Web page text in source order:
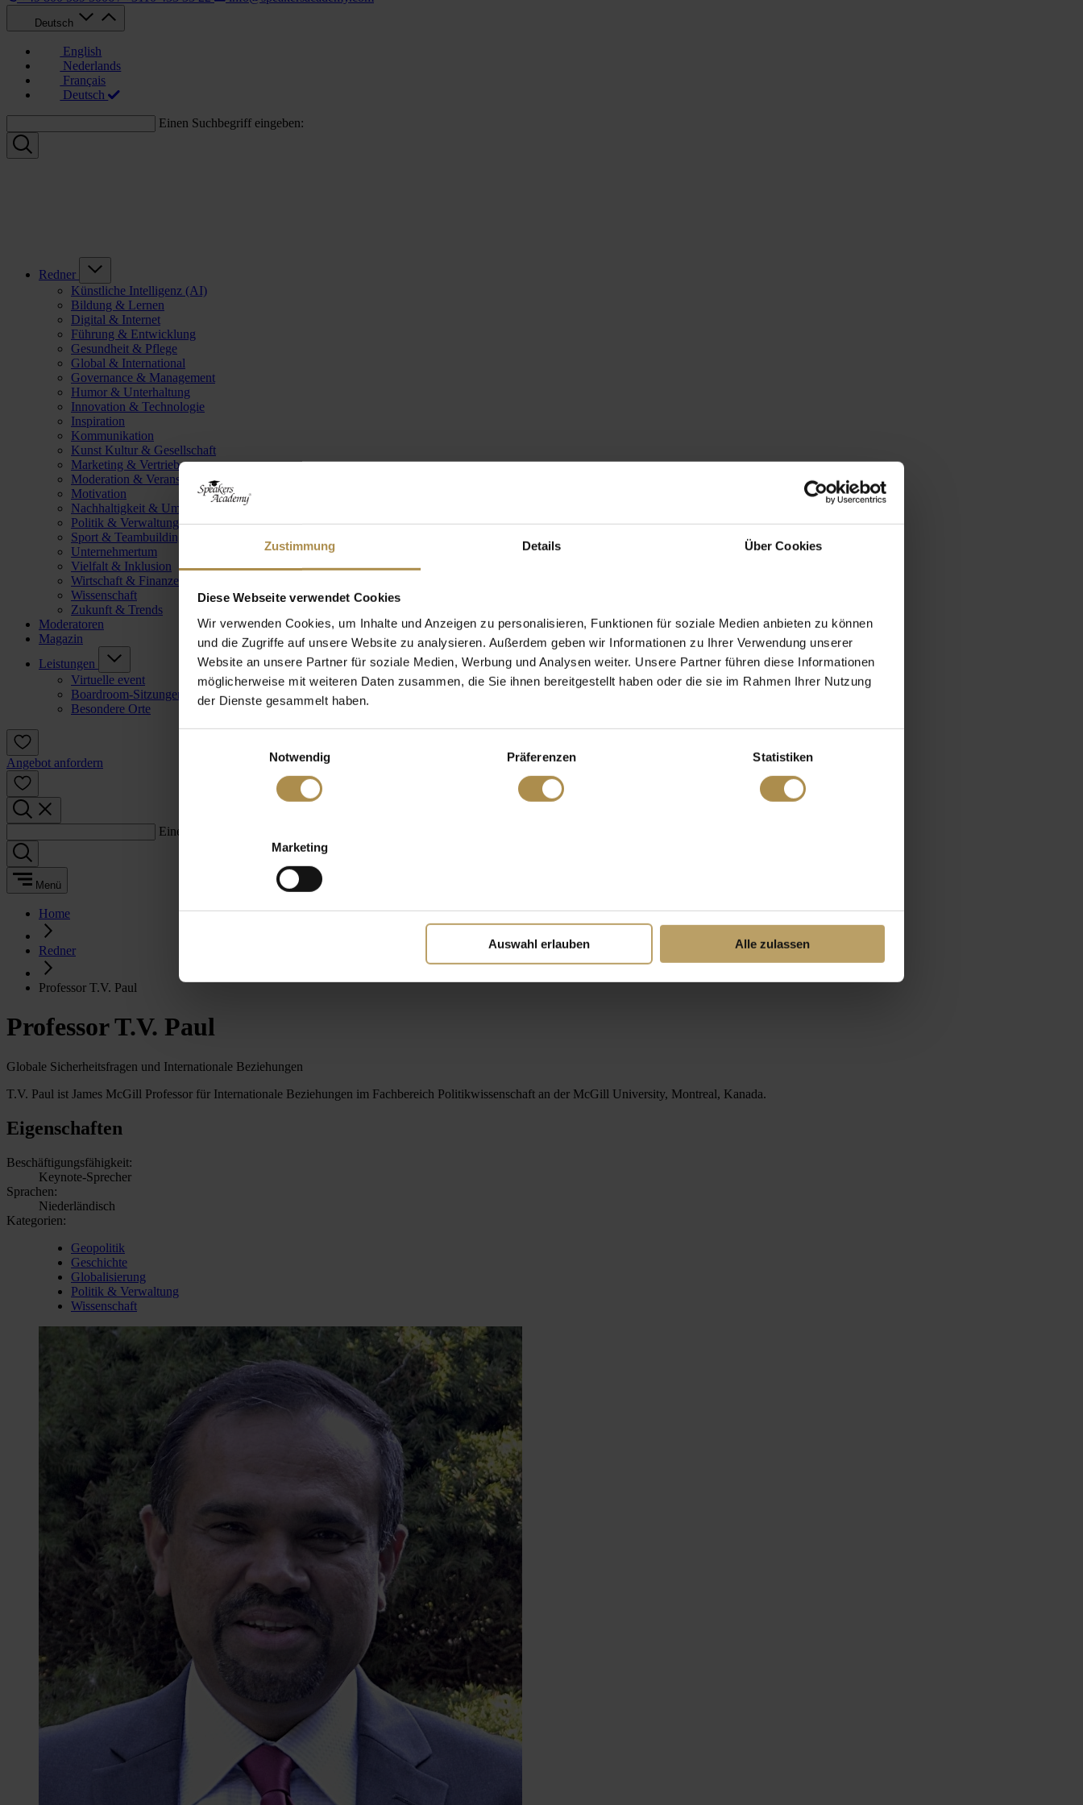
Zustimmung Details Über Cookies
Diese Webseite verwendet Cookies
Wir verwenden Cookies, um Inhalte und Anzeigen zu personalisieren, Funktionen für soziale Medien anbieten zu können
und die Zugriffe auf unsere Website zu analysieren. Außerdem geben wir Informationen zu Ihrer Verwendung unserer
Website an unsere Partner für soziale Medien, Werbung und Analysen weiter. Unsere Partner führen diese Informationen
möglicherweise mit weiteren Daten zusammen, die Sie ihnen bereitgestellt haben oder die sie im Rahmen Ihrer Nutzung
der Dienste gesammelt haben.
Notwendig
Präferenzen Statistiken
Marketing
Auswahl erlauben Alle zulassen
Deutsch
English
Nederlands
Français
Deutsch
Einen Suchbegriff eingeben:
Redner
Künstliche Intelligenz (AI)
Bildung & Lernen
Digital & Internet
Führung & Entwicklung
Gesundheit & Pflege
Global & International
Governance & Management
Humor & Unterhaltung
Innovation & Technologie
Inspiration
Kommunikation
Kunst Kultur & Gesellschaft
Marketing & Vertrieb
Moderation & Veranstaltungsleitung
Motivation
Nachhaltigkeit & Umwelt
Politik & Verwaltung
Sport & Teambuilding
Unternehmertum
Vielfalt & Inklusion
Wirtschaft & Finanzen
Wissenschaft
Zukunft & Trends
Moderatoren
Magazin
Leistungen
Virtuelle event
Boardroom-Sitzungen
Besondere Orte
Angebot anfordern
Einen Suchbegriff eingeben:
Menü
Home
Redner
Professor T.V. Paul
Professor T.V. Paul
Globale Sicherheitsfragen und Internationale Beziehungen
T.V. Paul ist James McGill Professor für Internationale Beziehungen im Fachbereich Politikwissenschaft an der McGill University, Montreal, Kanada.
Eigenschaften
Beschäftigungsfähigkeit:
Keynote-Sprecher
Sprachen:
Niederländisch
Kategorien:
Geopolitik
Geschichte
Globalisierung
Politik & Verwaltung
Wissenschaft